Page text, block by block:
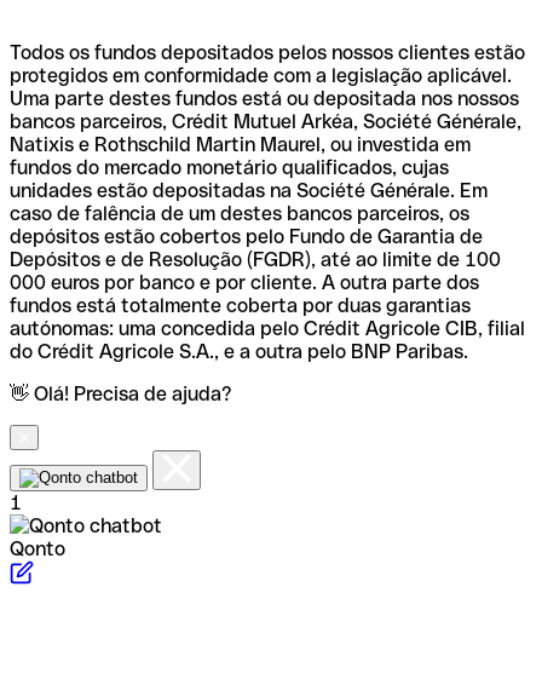
Todos os fundos depositados pelos nossos clientes estão
protegidos em conformidade com a legislação aplicável.
Uma parte destes fundos está ou depositada nos nossos
bancos parceiros, Crédit Mutuel Arkéa, Société Générale,
Natixis e Rothschild Martin Maurel, ou investida em
fundos do mercado monetário qualificados, cujas
unidades estão depositadas na Société Générale. Em
caso de falência de um destes bancos parceiros, os
depósitos estão cobertos pelo Fundo de Garantia de
Depósitos e de Resolução (FGDR), até ao limite de 100
000 euros por banco e por cliente. A outra parte dos
fundos está totalmente coberta por duas garantias
autónomas: uma concedida pelo Crédit Agricole CIB, filial
do Crédit Agricole S.A., e a outra pelo BNP Paribas.
👋 Olá! Precisa de ajuda?
1
Qonto